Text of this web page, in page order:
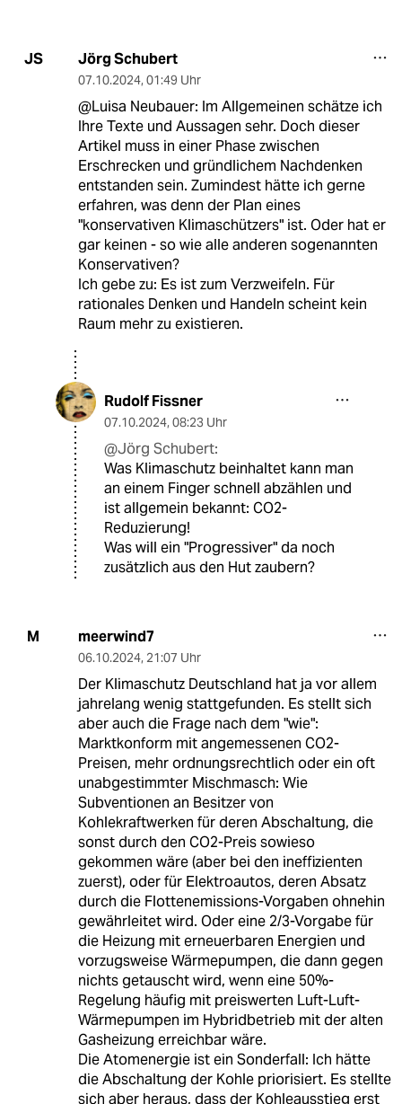
JS Jörg Schubert
07.10.2024, 01:49 Uhr
@Luisa Neubauer: Im Allgemeinen schätze ich
Ihre Texte und Aussagen sehr. Doch dieser
Artikel muss in einer Phase zwischen
Erschrecken und gründlichem Nachdenken
entstanden sein. Zumindest hätte ich gerne
erfahren, was denn der Plan eines
"konservativen Klimaschützers" ist. Oder hat er
gar keinen - so wie alle anderen sogenannten
Konservativen?
Ich gebe zu: Es ist zum Verzweifeln. Für
rationales Denken und Handeln scheint kein
Raum mehr zu existieren.
Rudolf Fissner
07.10.2024, 08:23 Uhr
@Jörg Schubert:
Was Klimaschutz beinhaltet kann man
an einem Finger schnell abzählen und
ist allgemein bekannt: CO2-
Reduzierung!
Was will ein "Progressiver" da noch
zusätzlich aus den Hut zaubern?
M meerwind7
06.10.2024, 21:07 Uhr
Der Klimaschutz Deutschland hat ja vor allem
jahrelang wenig stattgefunden. Es stellt sich
aber auch die Frage nach dem "wie":
Marktkonform mit angemessenen CO2-
Preisen, mehr ordnungsrechtlich oder ein oft
unabgestimmter Mischmasch: Wie
Subventionen an Besitzer von
Kohlekraftwerken für deren Abschaltung, die
sonst durch den CO2-Preis sowieso
gekommen wäre (aber bei den ineffizienten
zuerst), oder für Elektroautos, deren Absatz
durch die Flottenemissions-Vorgaben ohnehin
gewährleitet wird. Oder eine 2/3-Vorgabe für
die Heizung mit erneuerbaren Energien und
vorzugsweise Wärmepumpen, die dann gegen
nichts getauscht wird, wenn eine 50%-
Regelung häufig mit preiswerten Luft-Luft-
Wärmepumpen im Hybridbetrieb mit der alten
Gasheizung erreichbar wäre.
Die Atomenergie ist ein Sonderfall: Ich hätte
die Abschaltung der Kohle priorisiert. Es stellte
sich aber heraus, dass der Kohleausstieg erst